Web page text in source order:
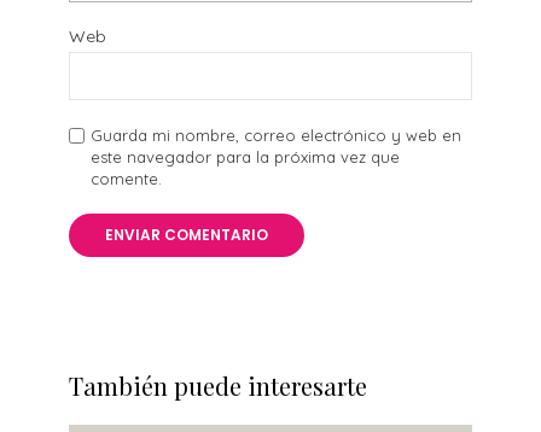
Web
Guarda mi nombre, correo electrónico y web en
este navegador para la próxima vez que
comente.
También puede interesarte